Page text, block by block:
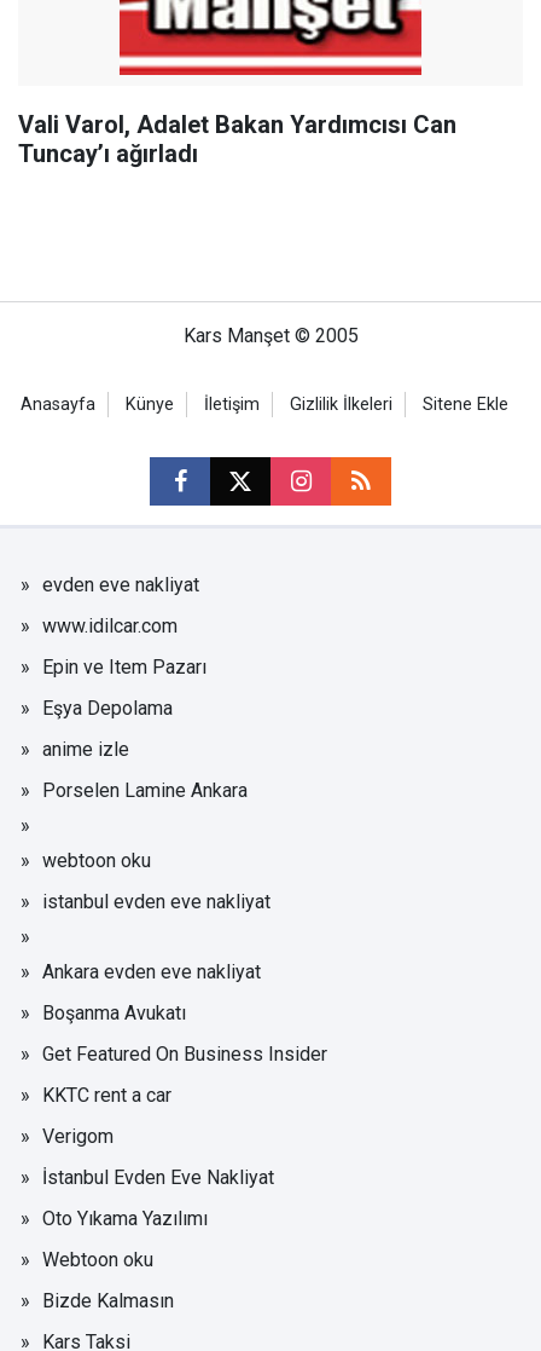
Vali Varol, Adalet Bakan Yardımcısı Can
Tuncay’ı ağırladı
Kars Manşet © 2005
Anasayfa Künye İletişim Gizlilik İlkeleri Sitene Ekle
evden eve nakliyat
www.idilcar.com
Epin ve Item Pazarı
Eşya Depolama
anime izle
Porselen Lamine Ankara
webtoon oku
istanbul evden eve nakliyat
Ankara evden eve nakliyat
Boşanma Avukatı
Get Featured On Business Insider
KKTC rent a car
Verigom
İstanbul Evden Eve Nakliyat
Oto Yıkama Yazılımı
Webtoon oku
Bizde Kalmasın
Kars Taksi